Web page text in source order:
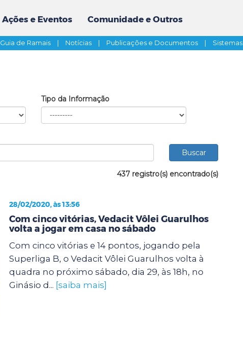
Ações e Eventos Comunidade e Outros
Guia de Ramais | Notícias | Publicações e Documentos | Sistemas
Tipo da Informação
437 registro(s) encontrado(s)
28/02/2020, às 13:56
Com cinco vitórias, Vedacit Vôlei Guarulhos
volta a jogar em casa no sábado
Com cinco vitórias e 14 pontos, jogando pela
Superliga B, o Vedacit Vôlei Guarulhos volta à
quadra no próximo sábado, dia 29, às 18h, no
Ginásio d... [saiba mais]